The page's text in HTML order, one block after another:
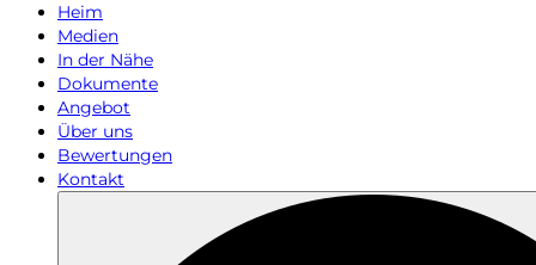
Heim
Medien
In der Nähe
Dokumente
Angebot
Über uns
Bewertungen
Kontakt